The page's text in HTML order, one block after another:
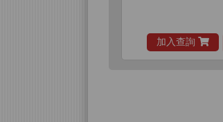
加入查詢